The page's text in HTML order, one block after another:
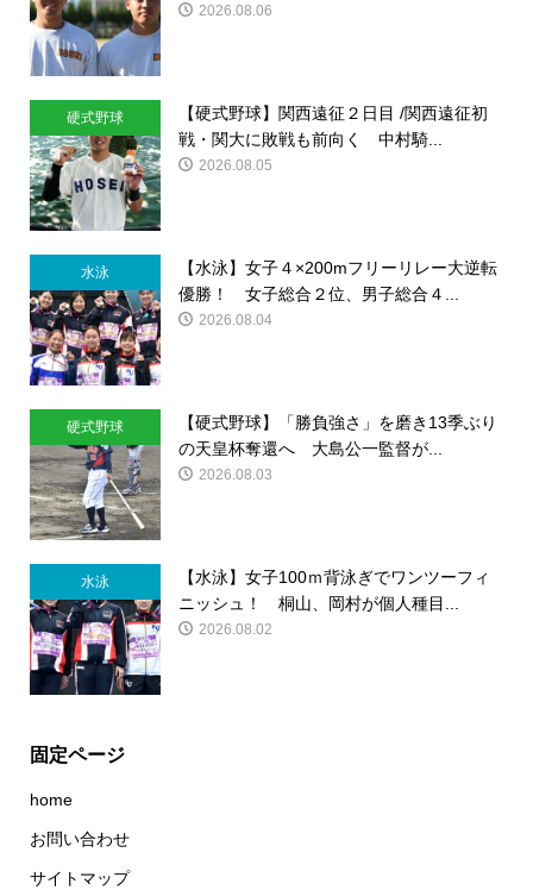
2026.08.06
硬式野球
【硬式野球】関西遠征２日目 /関西遠征初
戦・関大に敗戦も前向く 中村騎...
2026.08.05
水泳
【水泳】女子４×200mフリーリレー大逆転
優勝！ 女子総合２位、男子総合４...
2026.08.04
硬式野球
【硬式野球】「勝負強さ」を磨き13季ぶり
の天皇杯奪還へ 大島公一監督が...
2026.08.03
水泳
【水泳】女子100ｍ背泳ぎでワンツーフィ
ニッシュ！ 桐山、岡村が個人種目...
2026.08.02
固定ページ
home
お問い合わせ
サイトマップ